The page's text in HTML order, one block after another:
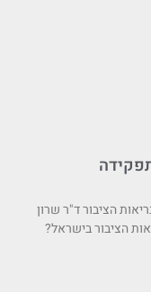
הציבור ד"ר שרון
הציבור בישראל?